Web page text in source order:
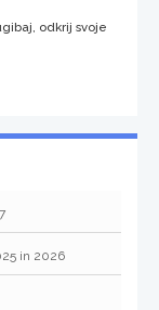
odkrij svoje
in 2026